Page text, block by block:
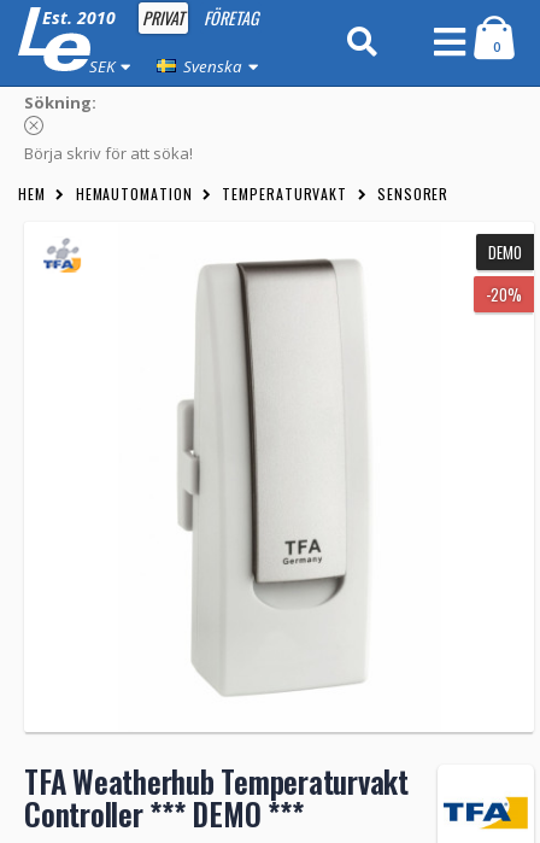
Est. 2010 PRIVAT FÖRETAG
SEK Svenska
0
Sökning:
Börja skriv för att söka!
HEM HEMAUTOMATION TEMPERATURVAKT SENSORER
DEMO
-20%
TFA Weatherhub Temperaturvakt
Controller *** DEMO ***